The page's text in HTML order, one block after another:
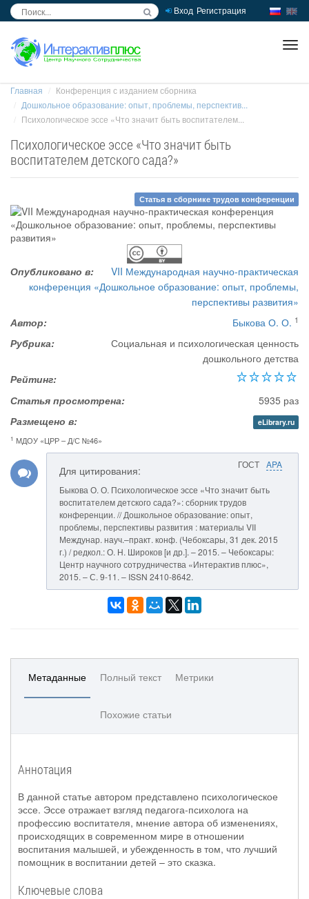
Вход Регистрация
Главная
Конференция с изданием сборника
Дошкольное образование: опыт, проблемы, перспектив...
Психологическое эссе «Что значит быть воспитателем...
Психологическое эссе «Что значит быть
воспитателем детского сада?»
Статья в сборнике трудов конференции
Опубликовано в:
VII Международная научно-практическая
конференция «Дошкольное образование: опыт, проблемы,
перспективы развития»
Автор:
Быкова О. О. 1
Рубрика:
Социальная и психологическая ценность
дошкольного детства
Рейтинг:
Статья просмотрена:
5935 раз
Размещено в:
eLibrary.ru
1 МДОУ «ЦРР – Д/С №46»
ГОСТ APA
Для цитирования:
Быкова О. О. Психологическое эссе «Что значит быть
воспитателем детского сада?»: сборник трудов
конференции. // Дошкольное образование: опыт,
проблемы, перспективы развития : материалы VII
Междунар. науч.–практ. конф. (Чебоксары, 31 дек. 2015
г.) / редкол.: О. Н. Широков [и др.]. – 2015. – Чебоксары:
Центр научного сотрудничества «Интерактив плюс»,
2015. – С. 9-11. – ISSN 2410-8642.
Метаданные Полный текст Метрики
Похожие статьи
Аннотация
В данной статье автором представлено психологическое
эссе. Эссе отражает взгляд педагога-психолога на
профессию воспитателя, мнение автора об изменениях,
происходящих в современном мире в отношении
воспитания малышей, и убежденность в том, что лучший
помощник в воспитании детей – это сказка.
Ключевые слова